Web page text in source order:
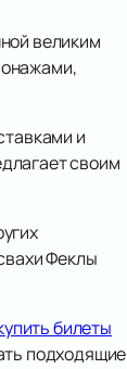
великим
и
своим
Феклы
билеты
подходящие